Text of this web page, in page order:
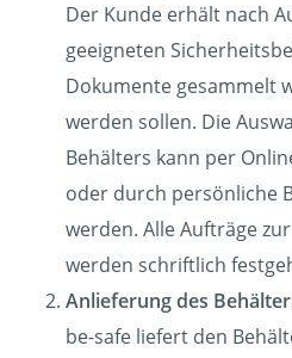
Der Kunde erhält nach
geeigneten
Dokumente gesammelt
werden sollen. Die
Behälters kann per
oder durch persönliche
werden. Alle Aufträge
werden schriftlich
Anlieferung des
be-safe liefert den